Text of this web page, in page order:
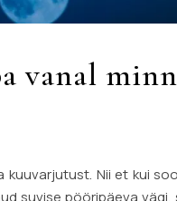
vanal
kuuvarjutust. Nii et kui
suvise pööripäeva vägi,